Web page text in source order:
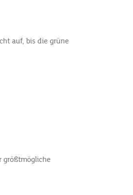
auf, bis die grüne
größtmögliche